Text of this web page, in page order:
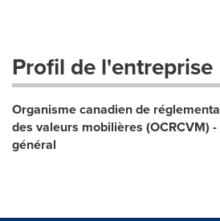
Profil de l'entreprise
Organisme canadien de
des valeurs mobilières (OCRCVM)
général